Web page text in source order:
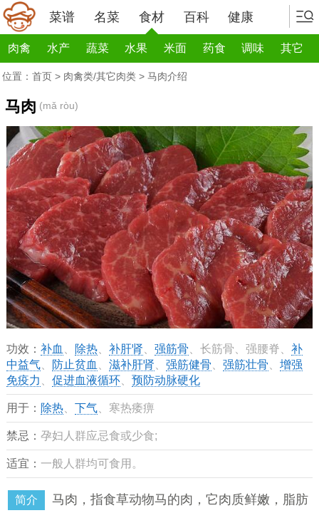
菜谱 名菜 食材 百科 健康
肉禽 水产 蔬菜 水果 米面 药食 调味 其它
位置： 首页 > 肉禽类/其它肉类 > 马肉介绍
马肉 (mǎ ròu)
功效： 补血 除热、 补肝肾 强筋骨 、长筋骨、强腰脊、 补
中益气、 防止贫血 滋补肝肾 强筋健骨 强筋壮骨
增强
免疫力
促进血液循环、 预防动脉硬化
用于： 除热、 下气、寒热痿痹
禁忌： 孕妇人群应忌食或少食;
适宜： 一般人群均可食用。
简介
马肉，指食草动物马的肉，它肉质鲜嫩，脂肪